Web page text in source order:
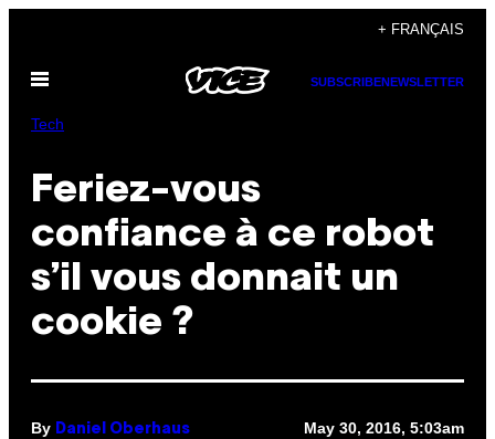
content
+ FRANÇAIS
Open
SUBSCRIBENEWSLETTER
Tech
Feriez-vous
confiance à ce robot
s’il vous donnait un
cookie ?
By Daniel Oberhaus May 30, 2016, 5:03am